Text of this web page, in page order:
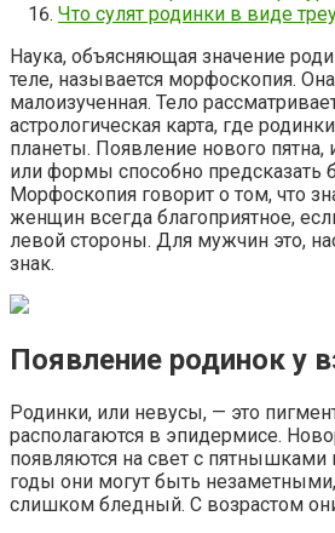
Что сулят родинки в виде
Наука, объясняющая значение
теле, называется морфоскопия.
малоизученная. Тело
астрологическая карта, где
планеты. Появление нового пятна,
или формы способно предсказать
Морфоскопия говорит о том, что
женщин всегда благоприятное,
левой стороны. Для мужчин это,
знак.
Появление родинок у
Родинки, или невусы, — это
располагаются в эпидермисе.
появляются на свет с
годы они могут быть незаметными,
слишком бледный. С возрастом